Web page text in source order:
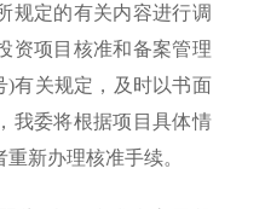
规定的有关内容进行调
资项目核准和备案管理
)有关规定，及时以书面
我委将根据项目具体情
新办理核准手续。